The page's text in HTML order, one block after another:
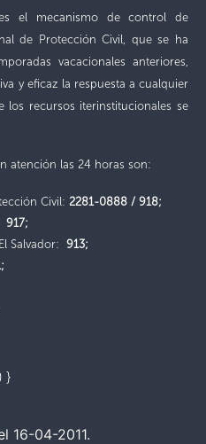
el mecanismo de control de
de Protección Civil, que se ha
vacacionales anteriores,
y eficaz la respuesta a cualquier
los recursos iterinstitucionales se
atención las 24 horas son:
Civil: 2281-0888 / 918;
917;
Salvador: 913;
}
16-04-2011.